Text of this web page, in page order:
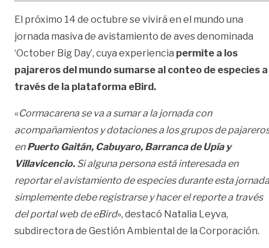
El próximo 14 de octubre se vivirá en el mundo una
jornada masiva de avistamiento de aves denominada
‘October Big Day’, cuya experiencia permite a los
pajareros del mundo sumarse al conteo de especies a
través de la plataforma eBird.
«Cormacarena se va a sumar a la jornada con
acompañamientos y dotaciones a los grupos de
enPuerto Gaitán, Cabuyaro, Barranca de Upía y
Villavicencio. Si alguna persona está interesada en
reportar el avistamiento de especies durante esta
simplemente debe registrarse y hacer el reporte a través
del portal web de eBird», destacó Natalia Leyva,
subdirectora de Gestión Ambiental de la Corporación.